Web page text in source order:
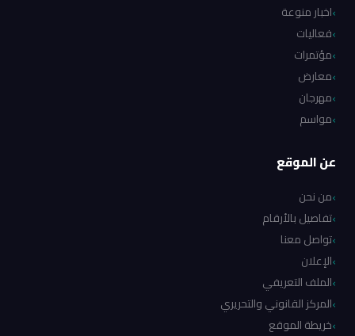
اخبار منوعة
فعاليات
مؤتمرات
معارض
مهرجان
مواسم
عن الموقع
من نحن
تفاصيل بالأرقام
تواصل معنا
الإعلان
الملف التعريفي
المركز القانوني والتحريري
خريطة الموقع